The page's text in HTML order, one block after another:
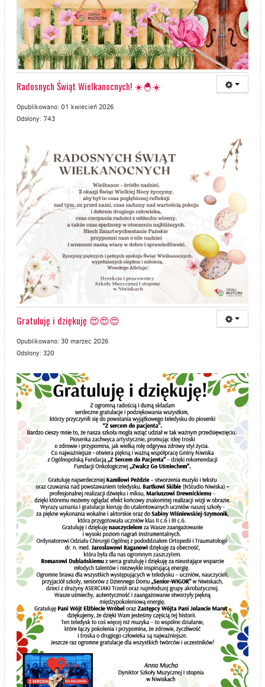
Radosnych Świąt Wielkanocnych! ☀️🐣☀️
Opublikowano: 01 kwiecień 2026
Odsłony: 743
Gratuluję i dziękuję 😍😍😍
Opublikowano: 30 marzec 2026
Odsłony: 320